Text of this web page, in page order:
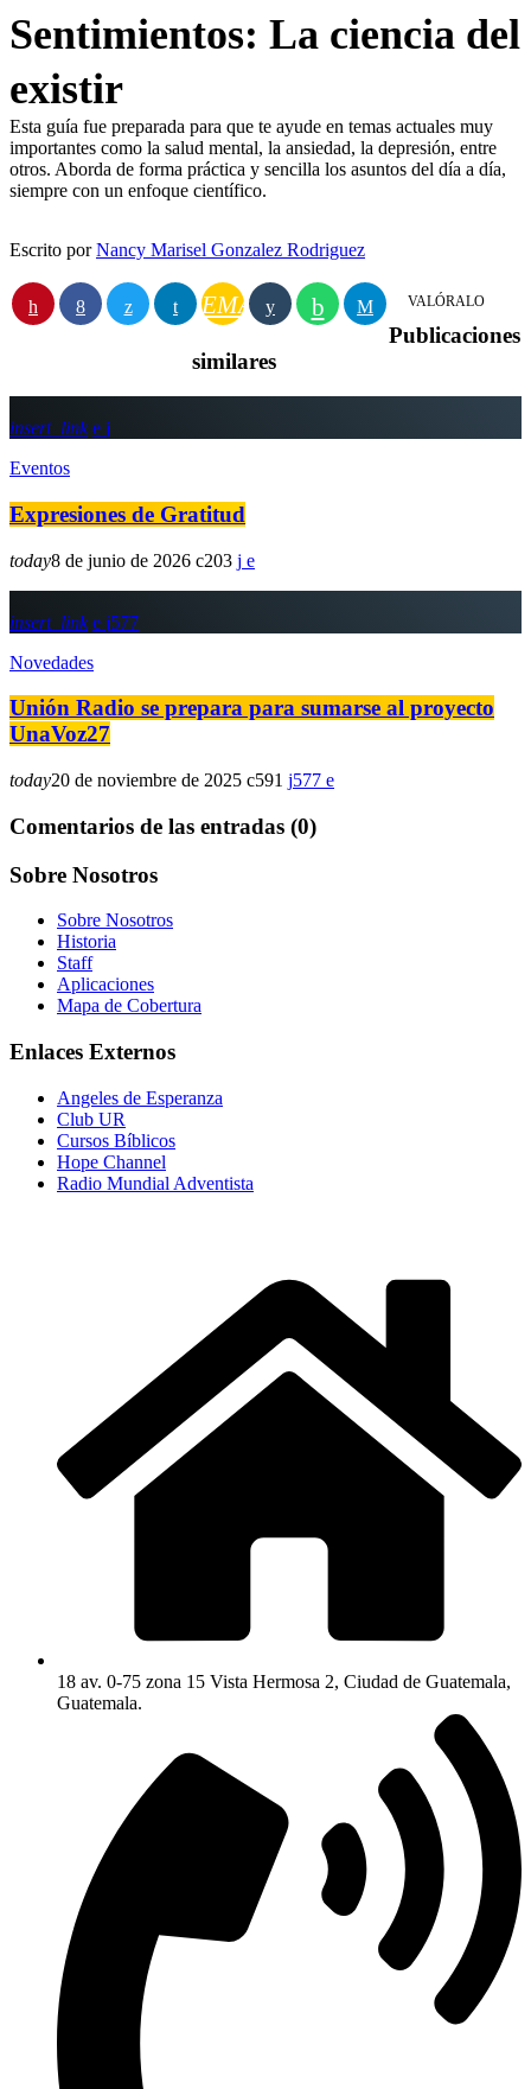
Sentimientos: La ciencia del
existir
Esta guía fue preparada para que te ayude en temas actuales muy
importantes como la salud mental, la ansiedad, la depresión, entre
otros. Aborda de forma práctica y sencilla los asuntos del día a día,
siempre con un enfoque científico.
Escrito porNancy Marisel Gonzalez Rodriguez
EMAIL VALÓRALO
Publicaciones
similares
insert_link
Eventos
Expresiones de Gratitud
today8 de junio de 2026 203
insert_link
577
Novedades
Unión Radio se prepara para sumarse al proyecto
UnaVoz27
today20 de noviembre de 2025 591 577
Comentarios de las entradas (0)
Sobre Nosotros
Sobre Nosotros
Historia
Staff
Aplicaciones
Mapa de Cobertura
Enlaces Externos
Angeles de Esperanza
Club UR
Cursos Bíblicos
Hope Channel
Radio Mundial Adventista
18 av. 0-75 zona 15 Vista Hermosa 2, Ciudad de Guatemala,
Guatemala.